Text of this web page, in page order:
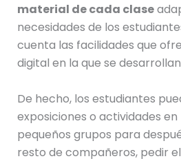
material de cada clase
necesidades de los
cuenta las facilidades que
digital en la que se
De hecho, los estudiantes
exposiciones o actividades
pequeños grupos para
resto de compañeros, pedir